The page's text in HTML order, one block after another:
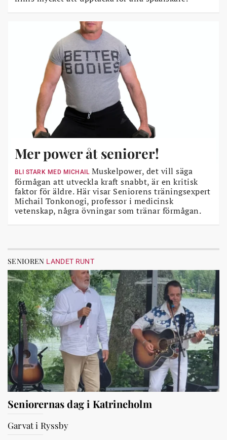
Mer power åt seniorer!
BLI STARK MED MICHAILMuskelpower, det vill säga
förmågan att utveckla kraft snabbt, är en kritisk
faktor för äldre. Här visar Seniorens träningsexpert
Michail Tonkonogi, professor i medicinsk
vetenskap, några övningar som tränar förmågan.
SENIOREN LANDET RUNT
Seniorernas dag i Katrineholm
Garvat i Ryssby